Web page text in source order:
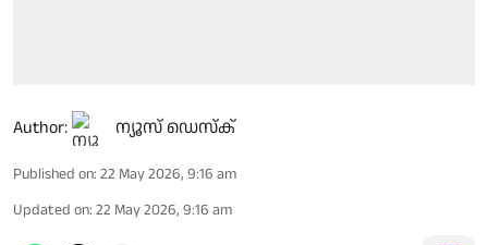
Author: ന്യൂസ് ഡെസ്ക്
Published on: 22 May 2026, 9:16 am
Updated on: 22 May 2026, 9:16 am